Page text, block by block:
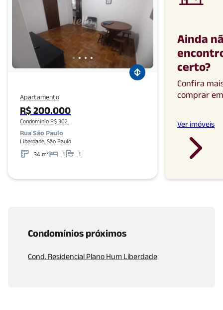
Apartamento
R$ 200.000
Condomínio R$ 302
Rua São Paulo
Liberdade, São Paulo
34 m²
Metros 1 1
Banheiros
Ainda
certo?
Confira
comprar
Ver imóveis
Condomínios próximos
Cond. Residencial Plano Hum Liberdade